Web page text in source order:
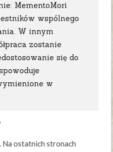
MementoMori
wspólnego
W innym
zostanie
się do
w
Na ostatnich stronach